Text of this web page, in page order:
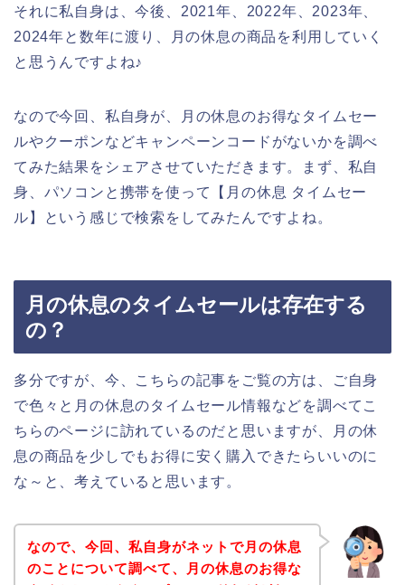
それに私自身は、今後、2021年、2022年、2023年、
2024年と数年に渡り、月の休息の商品を利用していく
と思うんですよね♪
なので今回、私自身が、月の休息のお得なタイムセー
ルやクーポンなどキャンペーンコードがないかを調べ
てみた結果をシェアさせていただきます。まず、私自
身、パソコンと携帯を使って【月の休息 タイムセー
ル】という感じで検索をしてみたんですよね。
月の休息のタイムセールは存在する
の？
多分ですが、今、こちらの記事をご覧の方は、ご自身
で色々と月の休息のタイムセール情報などを調べてこ
ちらのページに訪れているのだと思いますが、月の休
息の商品を少しでもお得に安く購入できたらいいのに
な～と、考えていると思います。
なので、今回、私自身がネットで月の休息
のことについて調べて、月の休息のお得な